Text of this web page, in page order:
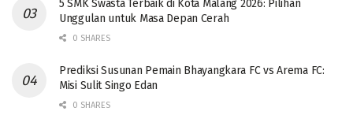
5 SMK Swasta Terbaik di Kota Malang 2026: Pilihan
Unggulan untuk Masa Depan Cerah
0 SHARES
Prediksi Susunan Pemain Bhayangkara FC vs Arema FC:
Misi Sulit Singo Edan
0 SHARES